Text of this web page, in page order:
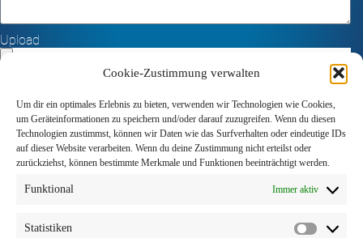
Cookie-Zustimmung verwalten
Um dir ein optimales Erlebnis zu bieten, verwenden wir Technologien wie Cookies,
um Geräteinformationen zu speichern und/oder darauf zuzugreifen. Wenn du diesen
Technologien zustimmst, können wir Daten wie das Surfverhalten oder eindeutige IDs
auf dieser Website verarbeiten. Wenn du deine Zustimmung nicht erteilst oder
zurückziehst, können bestimmte Merkmale und Funktionen beeinträchtigt werden.
Funktional Immer aktiv
Statistiken
Upload
Die Ford Paulsen & Thoms GmbH versichert, dass Ihre
Angaben ausschließlich für eigene Zwecke personenbezogen
erfasst und gespeichert werden. Ich bin damit einverstanden,
dass meine Angaben nach datenschutzrechtlichen
Bestimmungen gespeichert und weiter verarbeitet werden. Ich
gestatte der Ford Paulsen & Thoms GmbH, mich telefonisch
Alternative: